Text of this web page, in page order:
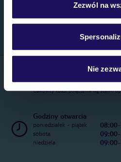
Szczegółowe informacje o
Zezwól na
Nie
Telefoniczne Centrum
22 270 31 20
Całkowity koszt połączenia wg stawki
Godziny otwarcia
poniedziałek - piątek
sobota
niedziela